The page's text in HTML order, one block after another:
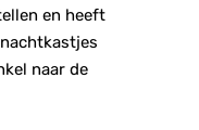
en heeft
naar de